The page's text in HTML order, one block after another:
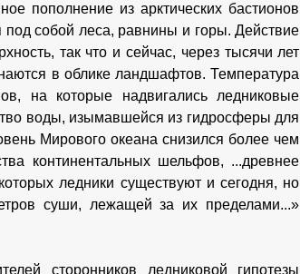
пополнение из арктических бастионов
под собой леса, равнины и горы. Действие
так что и сейчас, через тысячи лет
в облике ландшафтов. Температура
на которые надвигались ледниковые
воды, изымавшейся из гидросферы для
Мирового океана снизился более чем
континентальных шельфов, ...древнее
ледники существуют и сегодня, но
суши, лежащей за их пределами...»
сторонников ледниковой гипотезы